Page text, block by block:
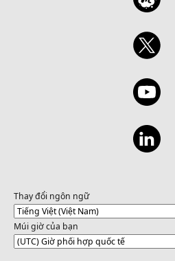
Thay đổi ngôn ngữ
Múi giờ của bạn